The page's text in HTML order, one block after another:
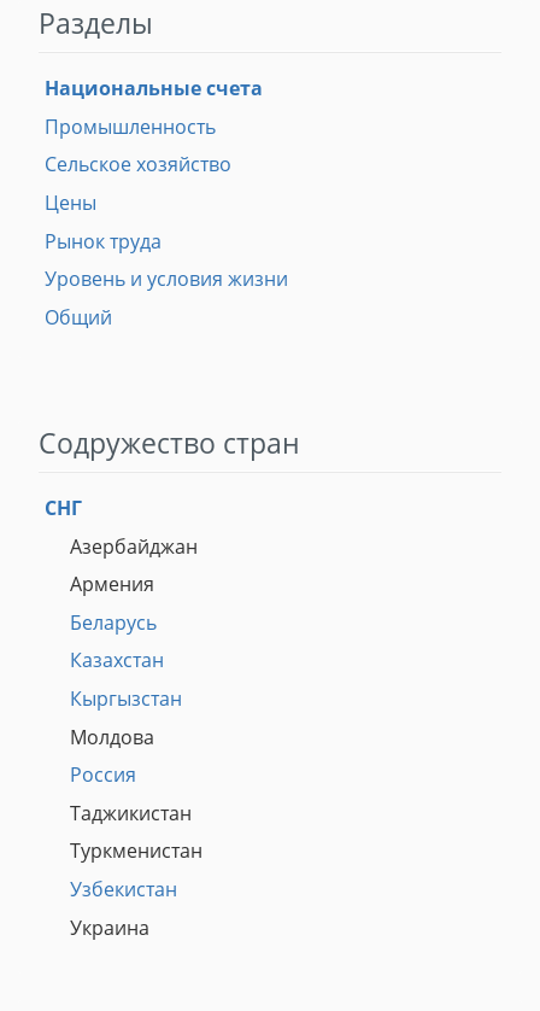
Разделы
Национальные счета
Промышленность
Сельское хозяйство
Цены
Рынок труда
Уровень и условия жизни
Общий
Содружество стран
СНГ
Азербайджан
Армения
Беларусь
Казахстан
Кыргызстан
Молдова
Россия
Таджикистан
Туркменистан
Узбекистан
Украина